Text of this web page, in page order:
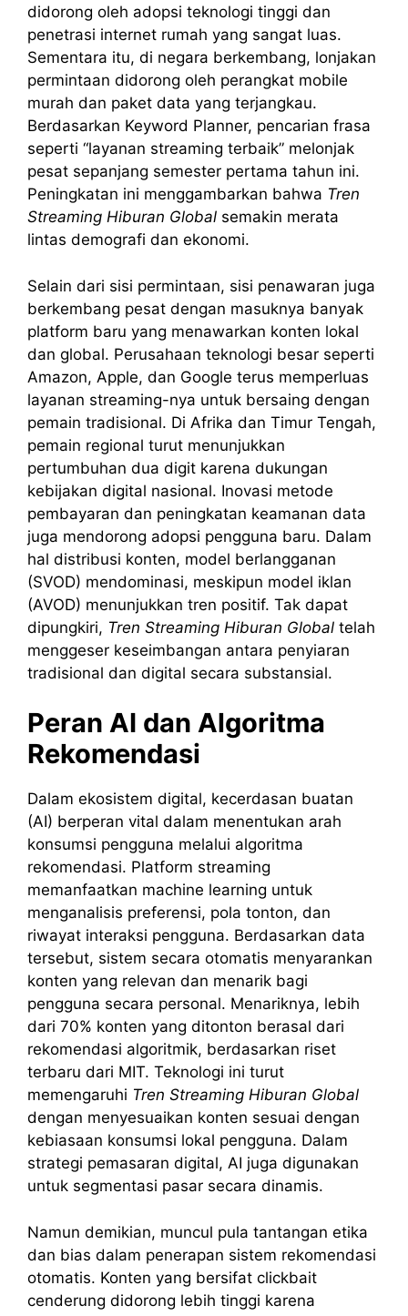
didorong oleh adopsi teknologi tinggi dan
penetrasi internet rumah yang sangat luas.
Sementara itu, di negara berkembang, lonjakan
permintaan didorong oleh perangkat mobile
murah dan paket data yang terjangkau.
Berdasarkan Keyword Planner, pencarian frasa
seperti “layanan streaming terbaik” melonjak
pesat sepanjang semester pertama tahun ini.
Peningkatan ini menggambarkan bahwa Tren
Streaming Hiburan Global semakin merata
lintas demografi dan ekonomi.
Selain dari sisi permintaan, sisi penawaran juga
berkembang pesat dengan masuknya banyak
platform baru yang menawarkan konten lokal
dan global. Perusahaan teknologi besar seperti
Amazon, Apple, dan Google terus memperluas
layanan streaming-nya untuk bersaing dengan
pemain tradisional. Di Afrika dan Timur Tengah,
pemain regional turut menunjukkan
pertumbuhan dua digit karena dukungan
kebijakan digital nasional. Inovasi metode
pembayaran dan peningkatan keamanan data
juga mendorong adopsi pengguna baru. Dalam
hal distribusi konten, model berlangganan
(SVOD) mendominasi, meskipun model iklan
(AVOD) menunjukkan tren positif. Tak dapat
dipungkiri, Tren Streaming Hiburan Global telah
menggeser keseimbangan antara penyiaran
tradisional dan digital secara substansial.
Peran AI dan Algoritma
Rekomendasi
Dalam ekosistem digital, kecerdasan buatan
(AI) berperan vital dalam menentukan arah
konsumsi pengguna melalui algoritma
rekomendasi. Platform streaming
memanfaatkan machine learning untuk
menganalisis preferensi, pola tonton, dan
riwayat interaksi pengguna. Berdasarkan data
tersebut, sistem secara otomatis menyarankan
konten yang relevan dan menarik bagi
pengguna secara personal. Menariknya, lebih
dari 70% konten yang ditonton berasal dari
rekomendasi algoritmik, berdasarkan riset
terbaru dari MIT. Teknologi ini turut
memengaruhi Tren Streaming Hiburan Global
dengan menyesuaikan konten sesuai dengan
kebiasaan konsumsi lokal pengguna. Dalam
strategi pemasaran digital, AI juga digunakan
untuk segmentasi pasar secara dinamis.
Namun demikian, muncul pula tantangan etika
dan bias dalam penerapan sistem rekomendasi
otomatis. Konten yang bersifat clickbait
cenderung didorong lebih tinggi karena